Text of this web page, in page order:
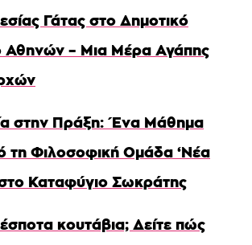
Γάτας στο Δημοτικό
Αθηνών – Μια Μέρα Αγάπης
στην Πράξη: Ένα Μάθημα
τη Φιλοσοφική Ομάδα ‘Νέα
Καταφύγιο Σωκράτης
κουτάβια; Δείτε πώς